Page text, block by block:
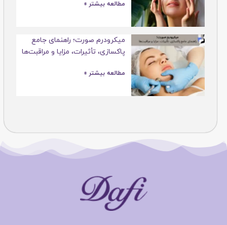
مطالعه بیشتر »
میکرودرم صورت؛ راهنمای جامع
پاکسازی، تأثیرات، مزایا و مراقبت‌ها
مطالعه بیشتر »